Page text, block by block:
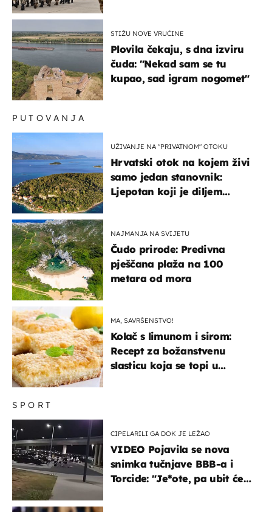
STIŽU NOVE VRUĆINE
Plovila čekaju, s dna izviru
čuda: "Nekad sam se tu
kupao, sad igram nogomet"
SPORT
CIPELARILI GA DOK JE LEŽAO
VIDEO Pojavila se nova
snimka tučnjave BBB-a i
Torcide: "Je*ote, pa ubit će
PUTOVANJA
UŽIVANJE NA "PRIVATNOM" OTOKU
Hrvatski otok na kojem živi
samo jedan stanovnik:
Ljepotan koji je diljem
NAJMANJA NA SVIJETU
Čudo prirode: Predivna
pješčana plaža na 100
metara od mora
MA, SAVRŠENSTVO!
Kolač s limunom i sirom:
Recept za božanstvenu
slasticu koja se topi u